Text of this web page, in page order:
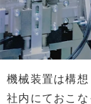
機械装置は構
社内にておこな